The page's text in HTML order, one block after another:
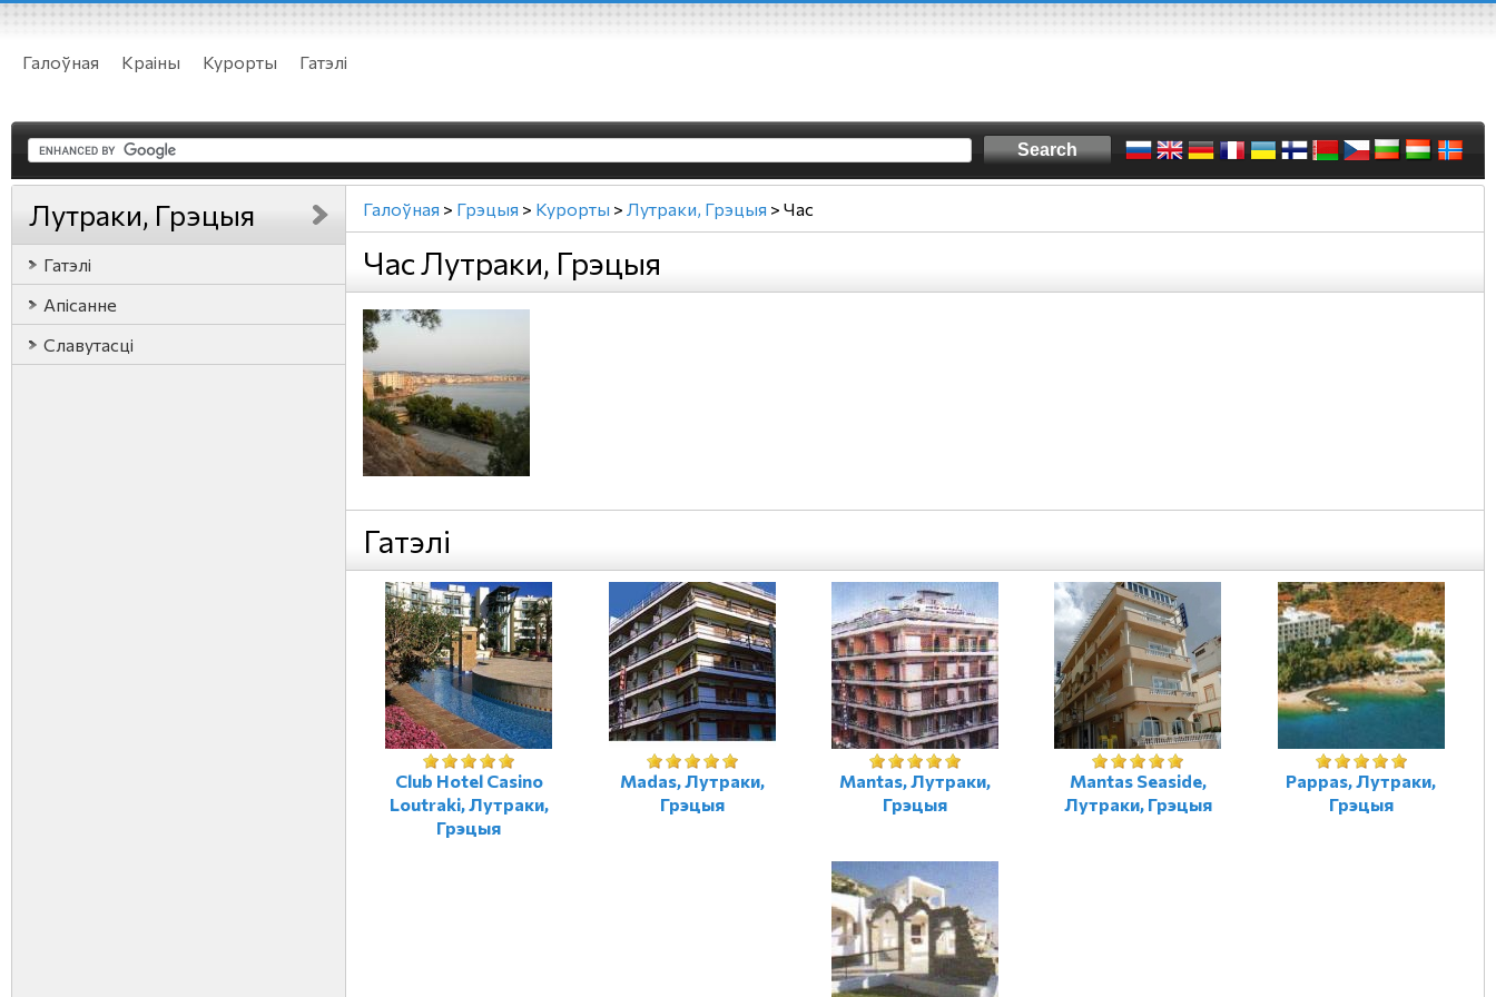
Галоўная Краіны Курорты Гатэлі
Лутраки, Грэцыя
Гатэлі
Апісанне
Славутасці
Галоўная > Грэцыя > Курорты > Лутраки, Грэцыя > Час
Час Лутраки, Грэцыя
Гатэлі
Club Hotel Casino
Loutraki, Лутраки,
Грэцыя
Madas, Лутраки,
Грэцыя
Mantas, Лутраки,
Грэцыя
Mantas Seaside,
Лутраки, Грэцыя
Pappas, Лутраки,
Грэцыя